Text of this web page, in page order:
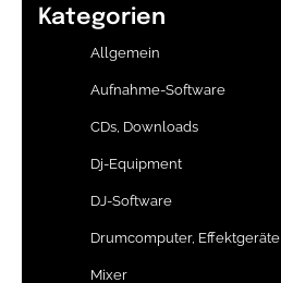
Kategorien
Allgemein
Aufnahme-Software
CDs, Downloads
Dj-Equipment
DJ-Software
Drumcomputer, Effektgeräte
Mixer